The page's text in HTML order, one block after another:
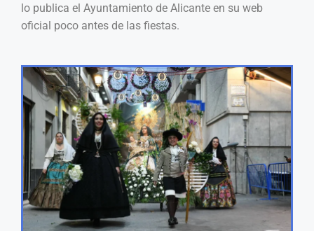
lo publica el Ayuntamiento de Alicante en su web
oficial poco antes de las fiestas.